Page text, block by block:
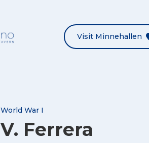
Visit Minnehallen
World War I
V. Ferrera